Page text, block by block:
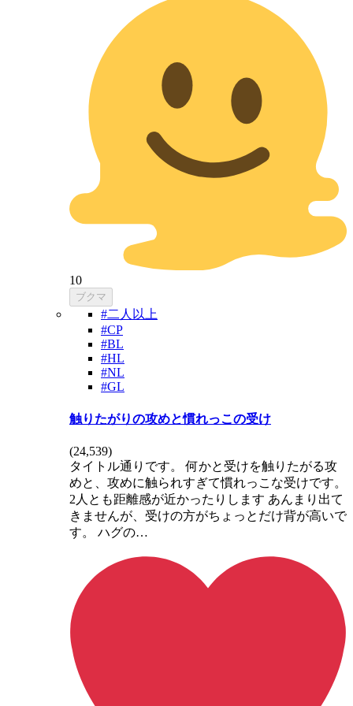
10
ブクマ
#二人以上
#CP
#BL
#HL
#NL
#GL
触りたがりの攻めと慣れっこの受け
(24,539)
タイトル通りです。 何かと受けを触りたがる攻
めと、攻めに触られすぎて慣れっこな受けです。
2人とも距離感が近かったりします あんまり出て
きませんが、受けの方がちょっとだけ背が高いで
す。 ハグの…